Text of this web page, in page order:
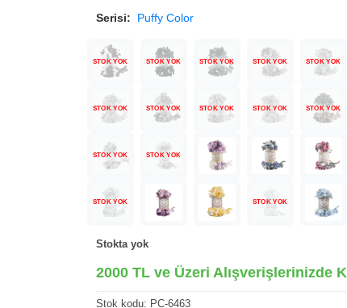
Serisi: Puffy Color
STOK YOK STOK YOK STOK YOK STOK YOK STOK YOK
STOK YOK STOK YOK STOK YOK STOK YOK STOK YOK
STOK YOK STOK YOK
STOK YOK STOK YOK
Stokta yok
2000 TL ve Üzeri Alışverişlerinizde
Stok kodu: PC-6463